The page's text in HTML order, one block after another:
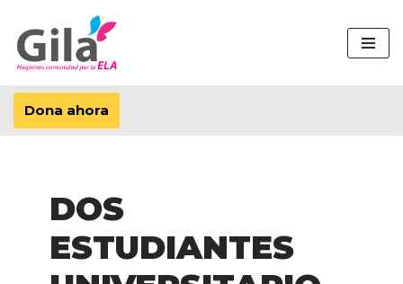
Saltar
al
contenido
Dona ahora
DOS
ESTUDIANTES